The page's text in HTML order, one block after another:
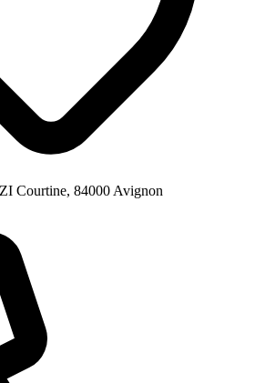
Courtine, 84000 Avignon